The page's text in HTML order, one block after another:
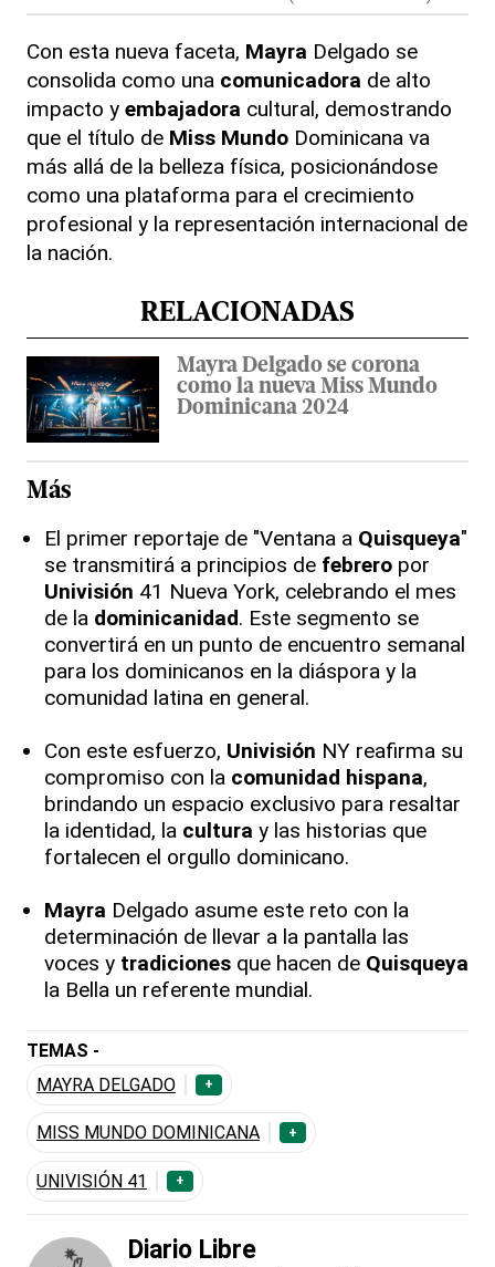
Con esta nueva faceta, Mayra Delgado se
consolida como una comunicadora de alto
impacto y embajadora cultural, demostrando
que el título de Miss Mundo Dominicana va
más allá de la belleza física, posicionándose
como una plataforma para el crecimiento
profesional y la representación internacional de
la nación.
RELACIONADAS
Mayra Delgado se corona
como la nueva Miss Mundo
Dominicana 2024
Más
El primer reportaje de "Ventana a Quisqueya"
se transmitirá a principios de febrero por
Univisión 41 Nueva York, celebrando el mes
de la dominicanidad. Este segmento se
convertirá en un punto de encuentro semanal
para los dominicanos en la diáspora y la
comunidad latina en general.
Con este esfuerzo, Univisión NY reafirma su
compromiso con la comunidad hispana,
brindando un espacio exclusivo para resaltar
la identidad, la cultura y las historias que
fortalecen el orgullo dominicano.
Mayra Delgado asume este reto con la
determinación de llevar a la pantalla las
voces y tradiciones que hacen de Quisqueya
la Bella un referente mundial.
TEMAS -
MAYRA DELGADO
+
MISS MUNDO DOMINICANA +
UNIVISIÓN 41 +
Diario Libre